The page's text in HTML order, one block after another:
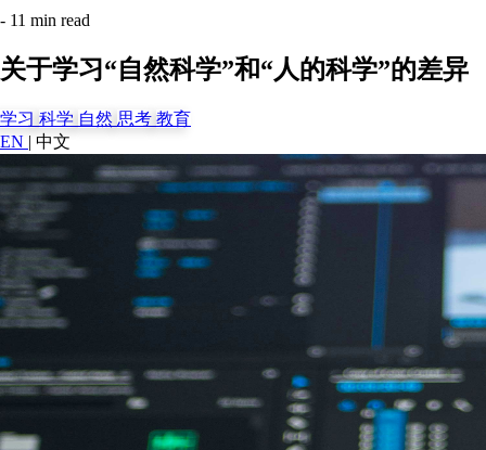
- 11 min read
关于学习“自然科学”和“人的科学”的差异
学习 科学 自然 思考 教育
EN | 中文